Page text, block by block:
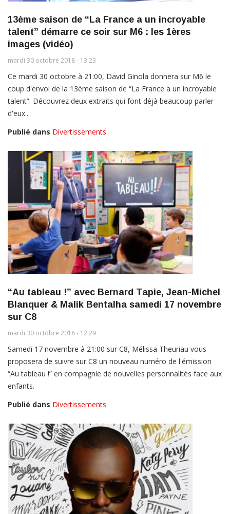
13ème saison de “La France a un incroyable
talent” démarre ce soir sur M6 : les 1ères
images (vidéo)
mardi 30 octobre 2018 - 13:23
Ce mardi 30 octobre à 21:00, David Ginola donnera sur M6 le
coup d'envoi de la 13ème saison de “La France a un incroyable
talent”. Découvrez deux extraits qui font déjà beaucoup parler
d'eux...
Publié dans Divertissements
“Au tableau !” avec Bernard Tapie, Jean-Michel
Blanquer & Malik Bentalha samedi 17 novembre
sur C8
mardi 30 octobre 2018 - 12:29
Samedi 17 novembre à 21:00 sur C8, Mélissa Theuriau vous
proposera de suivre sur C8 un nouveau numéro de l'émission
“Au tableau !” en compagnie de nouvelles personnalités face aux
enfants.
Publié dans Divertissements